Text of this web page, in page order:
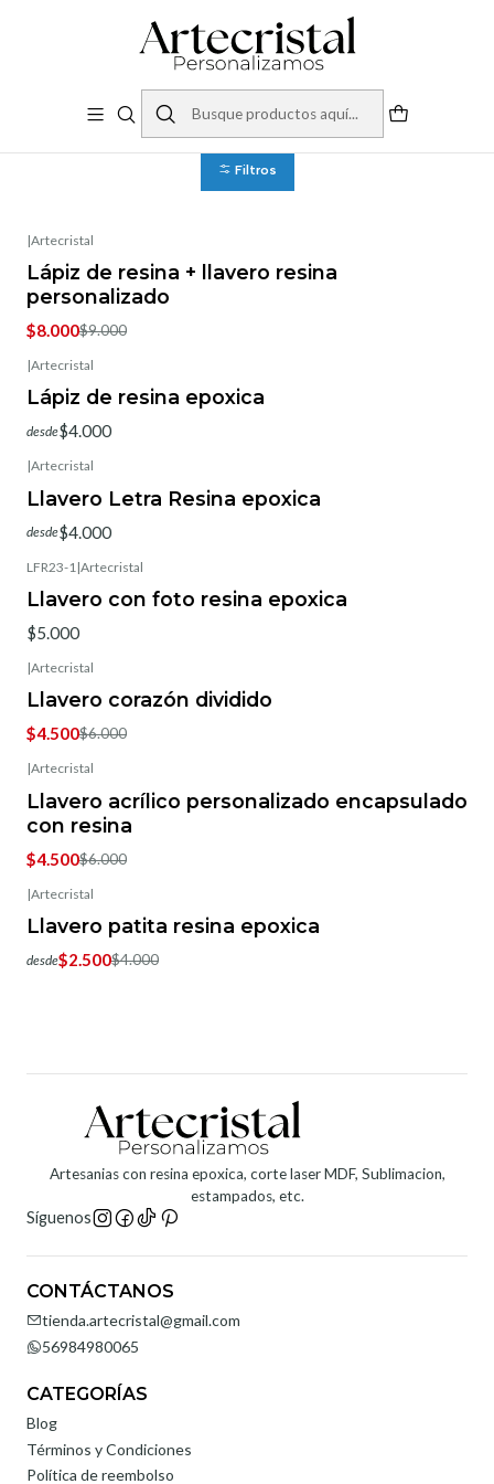
Productos Fiestas Cumpleaño
Cumpleaño
Regalos unicos para tus seres queridos, amigos y familiares.
Filtros
|Artecristal
Lápiz de resina + llavero resina
personalizado
$8.000$9.000
|Artecristal
Lápiz de resina epoxica
desde$4.000
|Artecristal
Llavero Letra Resina epoxica
desde$4.000
LFR23-1 |Artecristal
Llavero con foto resina epoxica
$5.000
|Artecristal
Llavero corazón dividido
$4.500$6.000
|Artecristal
Llavero acrílico personalizado encapsulado
con resina
$4.500$6.000
|Artecristal
Llavero patita resina epoxica
desde$2.500$4.000
Artesanias con resina epoxica, corte laser MDF, Sublimacion,
estampados, etc.
Síguenos
CONTÁCTANOS
tienda.artecristal@gmail.com
56984980065
CATEGORÍAS
Blog
Términos y Condiciones
Política de reembolso